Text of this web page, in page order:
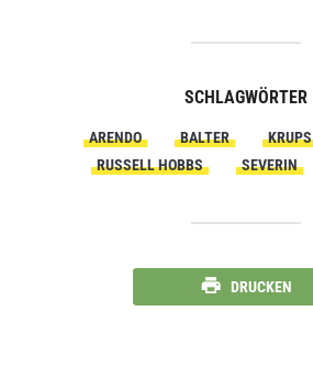
SCHLAGWÖRTER
ARENDO BALTER KRUPS
RUSSELL HOBBS
SEVERIN
DRUCKEN